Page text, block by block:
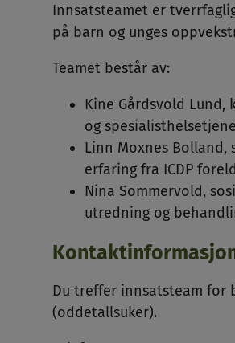
Innsatsteamet er
på barn og unges
Teamet består av:
Kine Gårdsvold
og
Linn Moxnes Bolland,
erfaring fra ICDP
Nina Sommervold,
utredning og
Du treffer innsatsteam for
(oddetallsuker).